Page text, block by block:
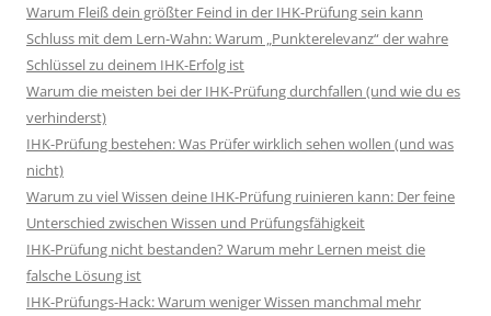
Warum Fleiß dein größter Feind in der IHK-Prüfung sein kann
Schluss mit dem Lern-Wahn: Warum „Punkterelevanz“ der wahre
Schlüssel zu deinem IHK-Erfolg ist
Warum die meisten bei der IHK-Prüfung durchfallen (und wie du es
verhinderst)
IHK-Prüfung bestehen: Was Prüfer wirklich sehen wollen (und was
nicht)
Warum zu viel Wissen deine IHK-Prüfung ruinieren kann: Der feine
Unterschied zwischen Wissen und Prüfungsfähigkeit
IHK-Prüfung nicht bestanden? Warum mehr Lernen meist die
falsche Lösung ist
IHK-Prüfungs-Hack: Warum weniger Wissen manchmal mehr